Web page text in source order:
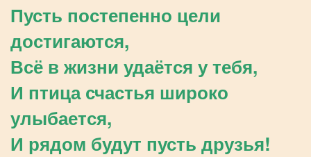
Пусть постепенно цели
достигаются,
Всё в жизни удаётся у тебя,
И птица счастья широко
улыбается,
И рядом будут пусть друзья!